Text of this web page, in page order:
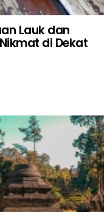
Lauk dan
di Dekat